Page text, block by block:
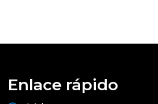
Enlace rápido